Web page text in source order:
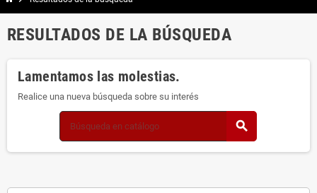
RESULTADOS DE LA BÚSQUEDA
Lamentamos las molestias.
Realice una nueva búsqueda sobre su interés
search